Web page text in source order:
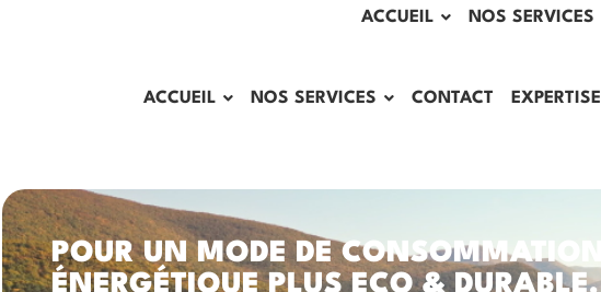
ACCUEIL NOS SERVICES
ACCUEIL NOS SERVICES CONTACT EXPERTISE
POUR UN MODE DE CONSOMMATION
ÉNERGÉTIQUE PLUS ECO & DURABLE.